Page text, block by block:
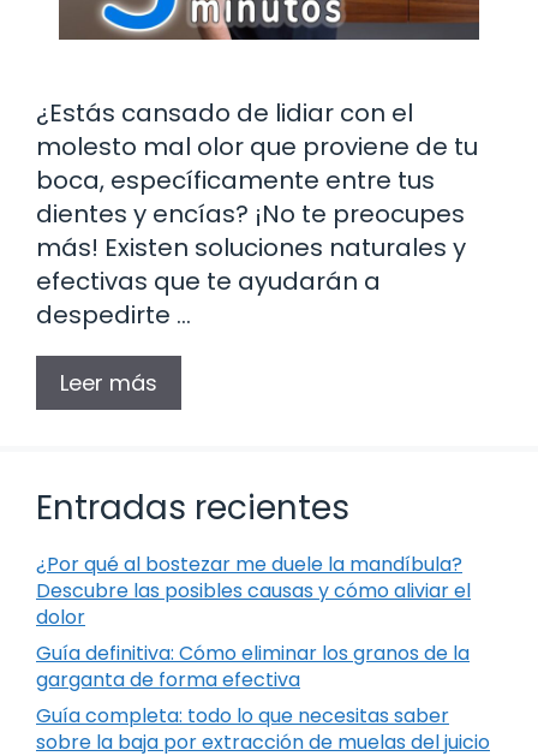
¿Estás cansado de lidiar con el
molesto mal olor que proviene de tu
boca, específicamente entre tus
dientes y encías? ¡No te preocupes
más! Existen soluciones naturales y
efectivas que te ayudarán a
despedirte …
Leer más
Entradas recientes
¿Por qué al bostezar me duele la mandíbula?
Descubre las posibles causas y cómo aliviar el
dolor
Guía definitiva: Cómo eliminar los granos de la
garganta de forma efectiva
Guía completa: todo lo que necesitas saber
sobre la baja por extracción de muelas del juicio